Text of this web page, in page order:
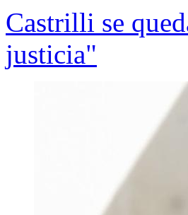
Castrilli se
justicia"